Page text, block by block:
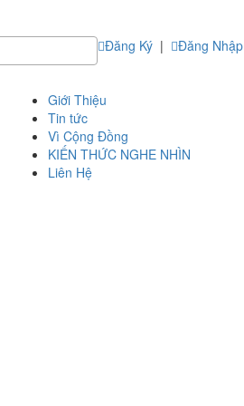
Đăng Ký | Đăng Nhập
Giới Thiệu
Tin tức
Vì Cộng Đồng
KIẾN THỨC NGHE NHÌN
Liên Hệ